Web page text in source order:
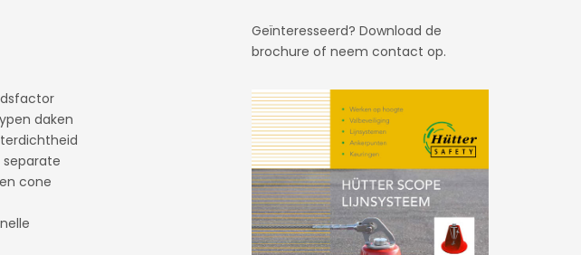
daken
separate
cone
Geïnteresseerd? Download de
brochure of neem contact op.